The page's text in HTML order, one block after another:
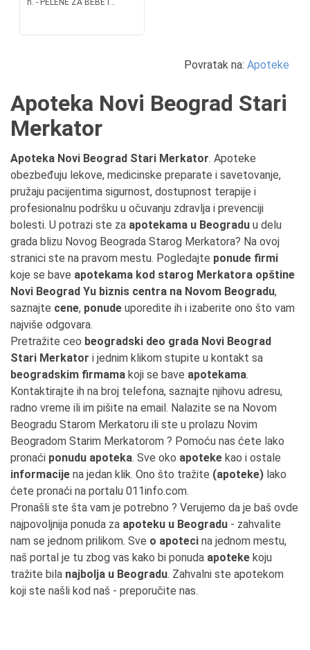
h. - PELENE ZA BEBE I...
Povratak na: Apoteke
Apoteka Novi Beograd Stari
Merkator
Apoteka Novi Beograd Stari Merkator. Apoteke
obezbeđuju lekove, medicinske preparate i savetovanje,
pružaju pacijentima sigurnost, dostupnost terapije i
profesionalnu podršku u očuvanju zdravlja i prevenciji
bolesti. U potrazi ste za apotekama u Beogradu u delu
grada blizu Novog Beograda Starog Merkatora? Na ovoj
stranici ste na pravom mestu. Pogledajte ponude firmi
koje se bave apotekama kod starog Merkatora opštine
Novi Beograd Yu biznis centra na Novom Beogradu,
saznajte cene, ponude uporedite ih i izaberite ono što vam
najviše odgovara.
Pretražite ceo beogradski deo grada Novi Beograd
Stari Merkator i jednim klikom stupite u kontakt sa
beogradskim firmama koji se bave apotekama.
Kontaktirajte ih na broj telefona, saznajte njihovu adresu,
radno vreme ili im pišite na email. Nalazite se na Novom
Beogradu Starom Merkatoru ili ste u prolazu Novim
Beogradom Starim Merkatorom ? Pomoću nas ćete lako
pronaći ponudu apoteka. Sve oko apoteke kao i ostale
informacije na jedan klik. Ono što tražite (apoteke) lako
ćete pronaći na portalu 011info.com.
Pronašli ste šta vam je potrebno ? Verujemo da je baš ovde
najpovoljnija ponuda za apoteku u Beogradu - zahvalite
nam se jednom prilikom. Sve o apoteci na jednom mestu,
naš portal je tu zbog vas kako bi ponuda apoteke koju
tražite bila najbolja u Beogradu. Zahvalni ste apotekom
koji ste našli kod naš - preporučite nas.